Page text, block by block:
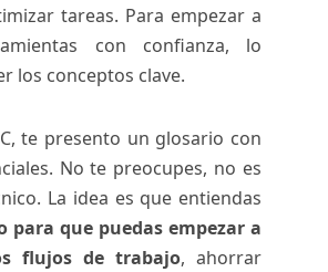
tareas. Para empezar a
con confianza, lo
los conceptos clave.
te presento un glosario con
No te preocupes, no es
La idea es que entiendas
para que puedas empezar a
flujos de trabajo, ahorrar